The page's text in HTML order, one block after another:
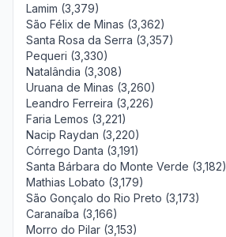
Lamim (3,379)
São Félix de Minas (3,362)
Santa Rosa da Serra (3,357)
Pequeri (3,330)
Natalândia (3,308)
Uruana de Minas (3,260)
Leandro Ferreira (3,226)
Faria Lemos (3,221)
Nacip Raydan (3,220)
Córrego Danta (3,191)
Santa Bárbara do Monte Verde (3,182)
Mathias Lobato (3,179)
São Gonçalo do Rio Preto (3,173)
Caranaíba (3,166)
Morro do Pilar (3,153)